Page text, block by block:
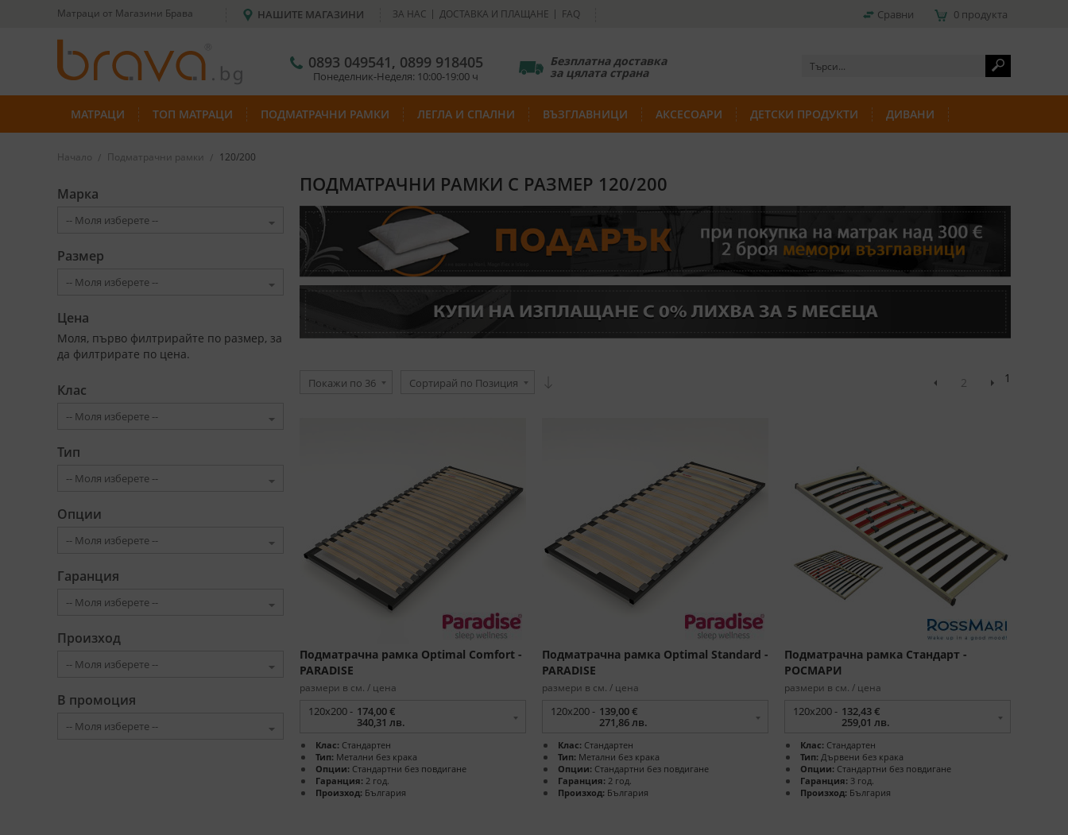
Матраци от Магазини Брава НАШИТЕ МАГАЗИНИ ЗА НАС ДОСТАВКА И ПЛАЩАНЕ FAQ Сравни 0 продукта
0893 049541, 0899 918405
Понеделник-Неделя: 10:00-19:00 ч
Безплатна доставка
за цялата страна
МАТРАЦИ ТОП МАТРАЦИ ПОДМАТРАЧНИ РАМКИ ЛЕГЛА И СПАЛНИ ВЪЗГЛАВНИЦИ АКСЕСОАРИ ДЕТСКИ ПРОДУКТИ ДИВАНИ
Начало Подматрачни рамки 120/200
ПОДМАТРАЧНИ РАМКИ С РАЗМЕР 120/200
Покажи по 36 Сортирай по Позиция 1
2
Подматрачна рамка Optimal Comfort -
PARADISE
размери в см. / цена
120x200 - 174,00 €
340,31 лв.
Клас: Стандартен
Тип: Метални без крака
Опции: Стандартни без повдигане
Гаранция: 2 год.
Произход: България
Подматрачна рамка Optimal Standard -
PARADISE
размери в см. / цена
120x200 - 139,00 €
271,86 лв.
Клас: Стандартен
Тип: Метални без крака
Опции: Стандартни без повдигане
Гаранция: 2 год.
Произход: България
Подматрачна рамка Стандарт -
РОСМАРИ
размери в см. / цена
120x200 - 132,43 €
259,01 лв.
Клас: Стандартен
Тип: Дървени без крака
Опции: Стандартни без повдигане
Гаранция: 3 год.
Произход: България
Марка
Размер
Цена
Моля, първо филтрирайте по размер, за
да филтрирате по цена.
Клас
Тип
Опции
Гаранция
Произход
В промоция